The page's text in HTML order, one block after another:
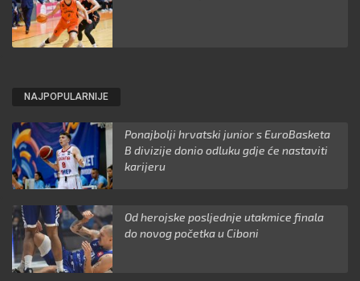
NAJPOPULARNIJE
Ponajbolji hrvatski junior s EuroBasketa
B divizije donio odluku gdje će nastaviti
karijeru
Od herojske posljednje utakmice finala
do novog početka u Ciboni